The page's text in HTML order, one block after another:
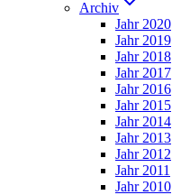
Archiv
Jahr 2020
Jahr 2019
Jahr 2018
Jahr 2017
Jahr 2016
Jahr 2015
Jahr 2014
Jahr 2013
Jahr 2012
Jahr 2011
Jahr 2010